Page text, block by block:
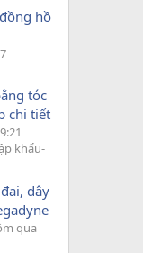
hồ
tóc
chi tiết
khẩu-
dây
qua